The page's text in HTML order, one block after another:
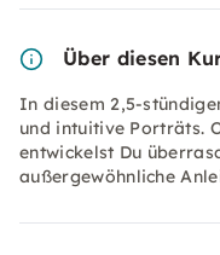
Über diesen
In diesem 2,5-
und intuitive Porträts.
entwickelst Du
außergewöhnliche